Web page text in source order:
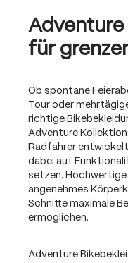
Adventure
für
Ob spontane
Tour oder
richtige
Adventure
Radfahrer
dabei auf
setzen. Hochwertige
angenehmes
Schnitte maximale
ermöglichen.
Adventure